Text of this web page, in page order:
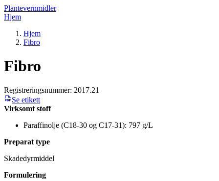
Plantevernmidler
Hjem
Hjem
Fibro
Fibro
Registreringsnummer: 2017.21
Se etikett
Virksomt stoff
Paraffinolje (C18-30 og C17-31): 797 g/L
Preparat type
Skadedyrmiddel
Formulering